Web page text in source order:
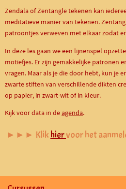
Zendala of Zentangle tekenen kan
meditatieve manier van tekenen.
patroontjes verweven met elkaar zodat
In deze les gaan we een lijnenspel
motiefjes. Er zijn gemakkelijke patronen
vragen. Maar als je die door hebt, kun je
zwarte stiften van verschillende dikten
op papier, in zwart-wit of in kleur.
Kijk voor data in deagenda.
►►► Klikhiervoor het